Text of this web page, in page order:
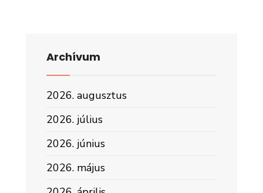
Archívum
2026. augusztus
2026. július
2026. június
2026. május